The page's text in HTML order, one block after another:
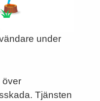
under
över
Tjänsten